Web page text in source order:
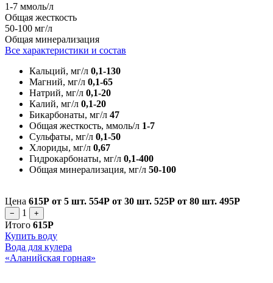
1-7 ммоль/л
Общая жесткость
50-100 мг/л
Общая минерализация
Все характеристики и состав
Кальций, мг/л 0,1-130
Магний, мг/л 0,1-65
Натрий, мг/л 0,1-20
Калий, мг/л 0,1-20
Бикарбонаты, мг/л 47
Общая жесткость, ммоль/л 1-7
Сульфаты, мг/л 0,1-50
Хлориды, мг/л 0,67
Гидрокарбонаты, мг/л 0,1-400
Общая минерализация, мг/л 50-100
Цена 615Р от 5 шт. 554Р от 30 шт. 525Р от 80 шт. 495Р
− 1 +
Итого 615Р
Купить воду
Вода для кулера
«Аланийская горная»